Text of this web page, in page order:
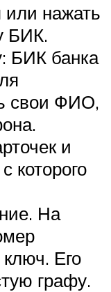
или нажать
БИК.
БИК банка
свои ФИО,
и
которого
На
Его
графу.